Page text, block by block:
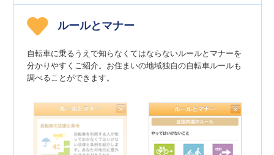
ルールとマナー
自転車に乗るうえで知らなくてはならないルールとマナーを
分かりやすくご紹介。お住まいの地域独自の自転車ルールも
調べることができます。